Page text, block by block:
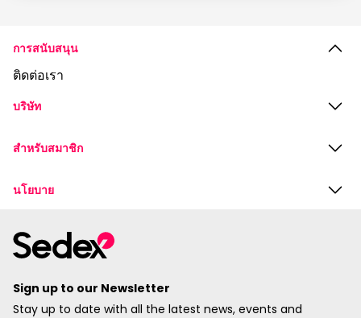
การสนับสนุน
ติดต่อเรา
บริษัท
สำหรับสมาชิก
นโยบาย
Sign up to our Newsletter
Stay up to date with all the latest news, events and